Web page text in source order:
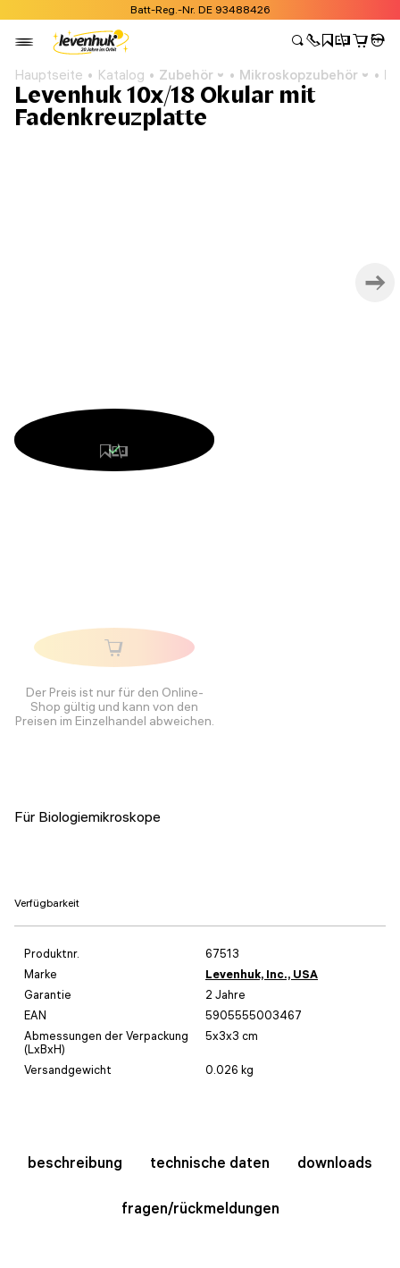
Batt-Reg.-Nr. DE 93488426
Hauptseite Katalog Zubehör Mikroskopzubehör
Levenhuk 10x/18 Okular mit
Fadenkreuzplatte
Der Preis ist nur für den Online-
Shop gültig und kann von den
Preisen im Einzelhandel abweichen.
Für Biologiemikroskope
Verfügbarkeit
Produktnr.
67513
Marke
Levenhuk, Inc., USA
Garantie
2 Jahre
EAN
5905555003467
Abmessungen der Verpackung
(LxBxH)
5x3x3 cm
Versandgewicht 0.026 kg
beschreibung technische daten downloads
fragen/rückmeldungen